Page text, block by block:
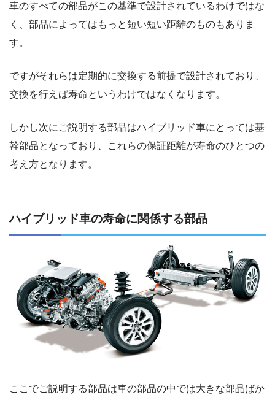
車のすべての部品がこの基準で設計されているわけではな
く、部品によってはもっと短い短い距離のものもありま
す。
ですがそれらは定期的に交換する前提で設計されており、
交換を行えば寿命というわけではなくなります。
しかし次にご説明する部品はハイブリッド車にとっては基
幹部品となっており、これらの保証距離が寿命のひとつの
考え方となります。
ハイブリッド車の寿命に関係する部品
ここでご説明する部品は車の部品の中では大きな部品ばか